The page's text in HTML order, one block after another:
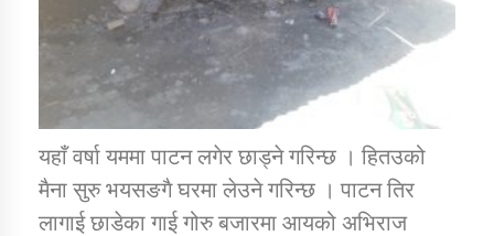
कर्णाली प्राविधि शिक्षालय जुम्लाको सुचना
यहाँ वर्षा यममा पाटन लगेर छाड्ने गरिन्छ । हितउको
मैना सुरु भयसङगै घरमा लेउने गरिन्छ । पाटन तिर
लागाई छाडेका गाई गोरु बजारमा आयको अभिराज